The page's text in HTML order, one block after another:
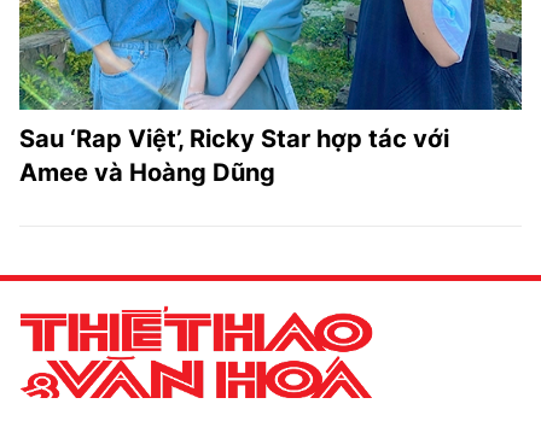
TRA CỨU PHƯỜNG XÃ
CỐNG HIẾN
TIỆN ÍCH
Điện thoại: 024.38254756
Sau ‘Rap Việt’, Ricky Star hợp tác với
Amee và Hoàng Dũng